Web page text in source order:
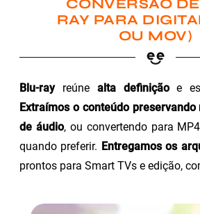
CONVERSÃO
RAY PARA
OU MOV)
Blu-rayreúne alta definiçãoe
Extraímos o conteúdo
de áudio, ou convertendo para
quando preferir. Entregamos os
prontos para Smart TVs e edição,